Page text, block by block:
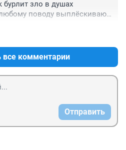
бурлит зло в душах
поводу выплёскиваю т
все комментарии
Отправить